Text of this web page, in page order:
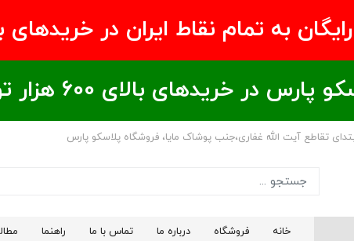
به تمام نقاط ایران در خریدهای بالای ۵/950/
۶00 هزار تومان / خرید بیشتر = تخفیف بیشتر
تقاطع آیت الله غفاری،جنب پوشاک مایا، فروشگاه پلاسکو پارس
خانه فروشگاه درباره ما تماس با ما راهنما